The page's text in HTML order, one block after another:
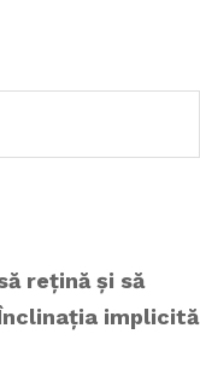
rețină și să
implicită